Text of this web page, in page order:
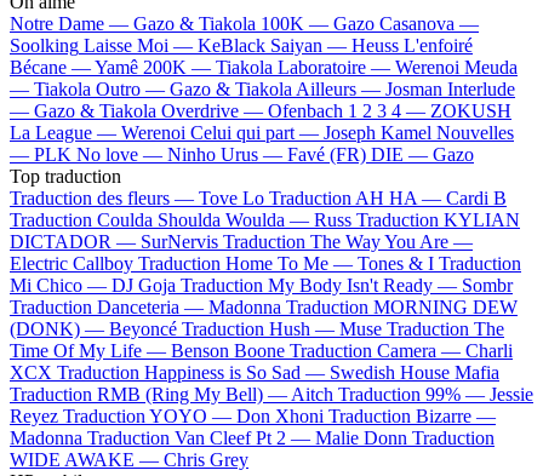
Notre Dame — Gazo & Tiakola 100K — Gazo Casanova —
Soolking Laisse Moi — KeBlack Saiyan — Heuss L'enfoiré
Bécane —Yamê 200K — Tiakola Laboratoire — Werenoi Meuda
— Tiakola Outro — Gazo & Tiakola Ailleurs — Josman Interlude
— Gazo & Tiakola Overdrive — Ofenbach 1 2 3 4 — ZOKUSH
La League — Werenoi Celui qui part — Joseph Kamel Nouvelles
— PLK No love — Ninho Urus — Favé (FR) DIE — Gazo
Top traduction
Traduction des fleurs — Tove Lo Traduction AH HA — Cardi B
Traduction Coulda Shoulda Woulda — Russ Traduction KYLIAN
DICTADOR — SurNervis Traduction The Way You Are —
Electric Callboy Traduction Home To Me — Tones & I Traduction
Mi Chico — DJ Goja Traduction My Body Isn't Ready — Sombr
Traduction Danceteria — Madonna Traduction MORNING DEW
(DONK) — Beyoncé Traduction Hush — Muse Traduction The
Time Of My Life — Benson Boone Traduction Camera — Charli
XCX Traduction Happiness is So Sad — Swedish House Mafia
Traduction RMB (Ring My Bell) — Aitch Traduction 99% — Jessie
Reyez Traduction YOYO — Don Xhoni Traduction Bizarre —
Madonna Traduction Van Cleef Pt 2 — Malie Donn Traduction
WIDE AWAKE — Chris Grey